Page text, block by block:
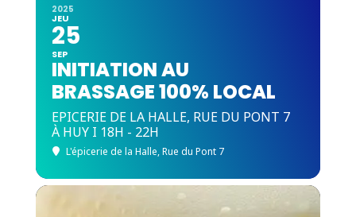
2025
JEU
25
SEP
INITIATION AU
BRASSAGE 100% LOCAL
EPICERIE DE LA HALLE, RUE DU PONT 7
À HUY I 18H - 22H
L'épicerie de la Halle, Rue du Pont 7